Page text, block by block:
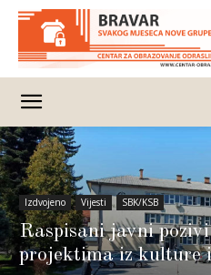
Izdvojeno Vijesti SBK/KSB
Raspisani javni
projektima iz kulture